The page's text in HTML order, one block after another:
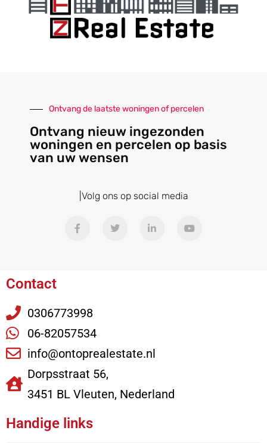
Ontvang de laatste woningen of percelen
Ontvang nieuw ingezonden
woningen en percelen op basis
van uw wensen
|Volg ons op social media
Contact
0306773998
06-82057534
info@ontoprealestate.nl
Dorpsstraat 56,
3451 BL Vleuten, Nederland
Handige links